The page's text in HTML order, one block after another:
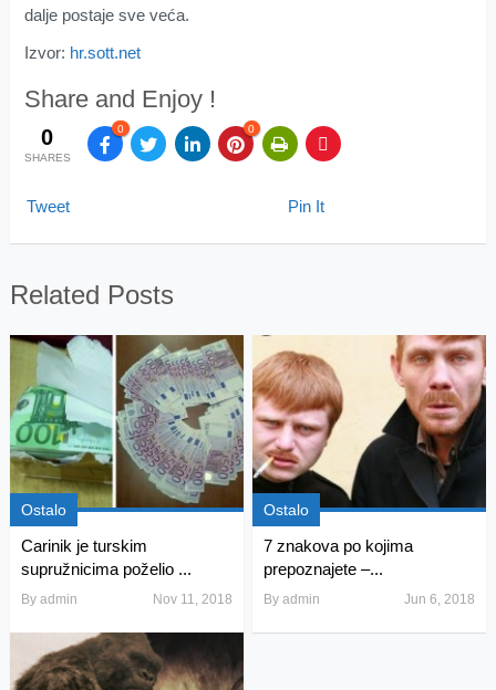
dalje postaje sve veća.
Izvor: hr.sott.net
Share and Enjoy !
0
SHARES
0 0
Tweet Pin It
Related Posts
Ostalo
Carinik je turskim
supružnicima poželio ...
By admin Nov 11, 2018
Ostalo
7 znakova po kojima
prepoznajete –...
Byadmin Jun 6, 2018